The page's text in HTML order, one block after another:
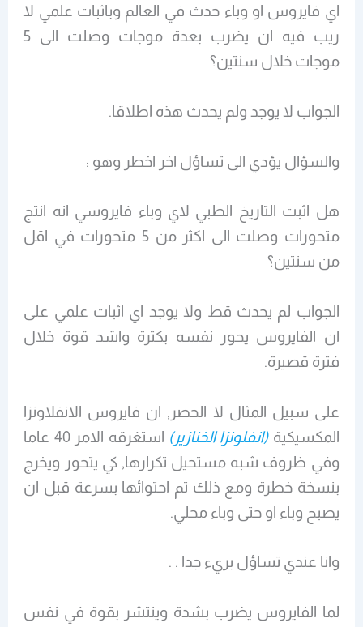
اي فايروس او وباء حدث في العالم وباثبات علمي لا
ريب فيه ان يضرب بعدة موجات وصلت الى 5
موجات خلال سنتين؟
الجواب لا يوجد ولم يحدث هذه اطلاقا.
والسؤال يؤدي الى تساؤل اخر اخطر وهو :
هل اثبت التاريخ الطبي لاي وباء فايروسي انه انتج
متحورات وصلت الى اكثر من 5 متحورات في اقل
من سنتين؟
الجواب لم يحدث قط ولا يوجد اي اثبات علمي على
ان الفايروس يحور نفسه بكثرة واشد قوة خلال
فترة قصيرة.
على سبيل المثال لا الحصر, ان فايروس الانفلاونزا
المكسيكية(انفلونزا الخنازير)
استغرقه الامر 40 عاما
وفي ظروف شبه مستحيل تكرارها, كي يتحور ويخرج
بنسخة خطرة ومع ذلك تم احتوائها بسرعة قبل ان
يصبح وباء او حتى وباء محلي.
وانا عندي تساؤل بريء جدا . .
لما الفايروس يضرب بشدة وينتشر بقوة في نفس